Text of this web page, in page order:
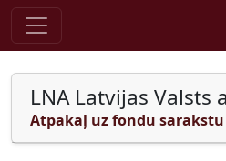
Pāriet uz saturu
LNA Latvijas Valsts
Atpakaļ uz fondu sarakstu